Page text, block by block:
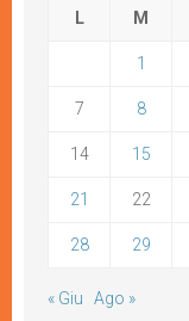
L M
1
7 8
14 15
21 22
28 29
« Giu Ago »